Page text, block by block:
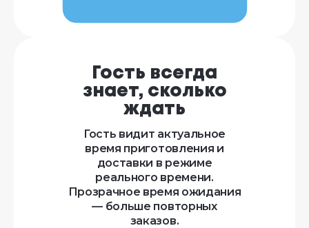
Гость всегда
знает, сколько
ждать
Гость видит актуальное
время приготовления и
доставки в режиме
реального времени.
Прозрачное время ожидания
— больше повторных
заказов.